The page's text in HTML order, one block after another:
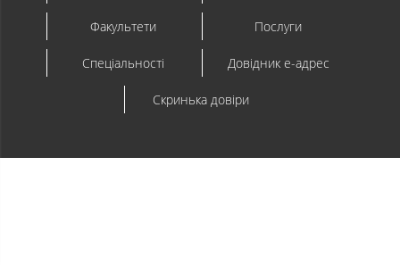
Факультети Послуги
Спеціальності Довідник e-адрес
Скринька довіри